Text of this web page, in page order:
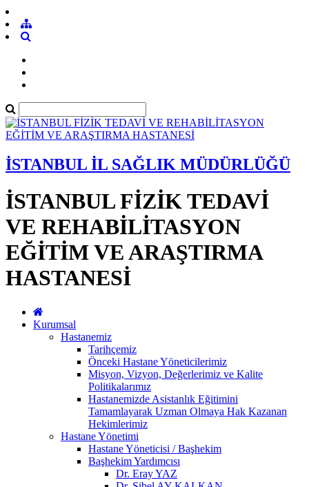
İSTANBUL İL SAĞLIK MÜDÜRLÜĞÜ
İSTANBUL FİZİK TEDAVİ
VE REHABİLİTASYON
EĞİTİM VE ARAŞTIRMA
HASTANESİ
Kurumsal
Hastanemiz
Tarihçemiz
Önceki Hastane Yöneticilerimiz
Misyon, Vizyon, Değerlerimiz ve Kalite
Politikalarımız
Hastanemizde Asistanlık Eğitimini
Tamamlayarak Uzman Olmaya Hak Kazanan
Hekimlerimiz
Hastane Yönetimi
Hastane Yöneticisi / Başhekim
Başhekim Yardımcısı
Dr. Eray YAZ